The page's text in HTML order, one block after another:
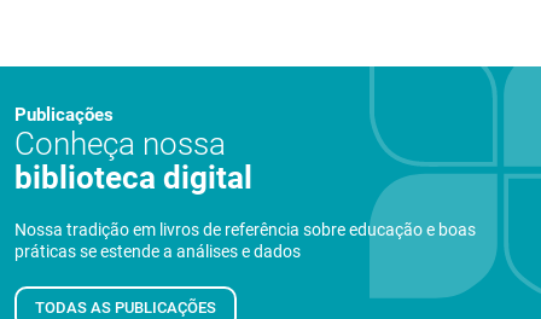
Publicações
Conheça nossa
biblioteca digital
Nossa tradição em livros de referência sobre educação e boas
práticas se estende a análises e dados
TODAS AS PUBLICAÇÕES